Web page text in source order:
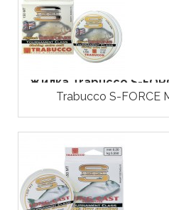
Жилка Trabucco S-
Trabucco S-FORCE